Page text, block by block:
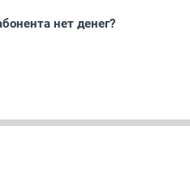
нет денег?